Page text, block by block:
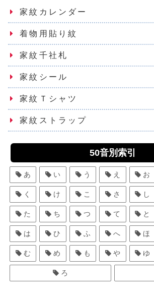
家紋カレンダー
着物用貼り紋
家紋千社札
家紋シール
家紋Ｔシャツ
家紋ストラップ
50音別索引
あ い う え お
く け こ さ し
た ち つ て と
は ひ ふ へ ほ
む め も や ゆ
ろ